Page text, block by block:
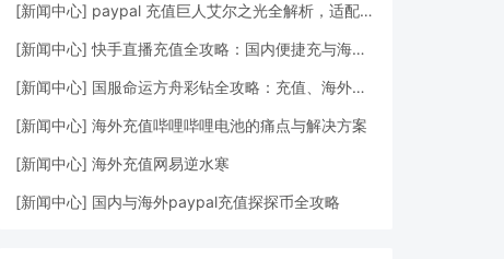
[新闻中心] paypal 充值巨人艾尔之光全解析，适配海外玩家的专属充值方案
[新闻中心] 快手直播充值全攻略：国内便捷充与海外 PayPal 轻松搞定
[新闻中心] 国服命运方舟彩钻全攻略：充值、海外充值与 PayPal 支付详解
[新闻中心] 海外充值哔哩哔哩电池的痛点与解决方案
[新闻中心] 海外充值网易逆水寒
[新闻中心] 国内与海外paypal充值探探币全攻略